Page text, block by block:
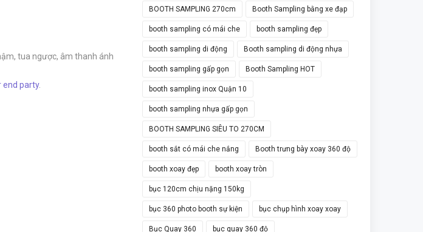
tua ngược, âm thanh ánh
end party.
BOOTH SAMPLING 270cm Booth Sampling bằng xe đạp
booth sampling có mái che booth sampling đẹp
booth sampling di động Booth sampling di động nhựa
booth sampling gấp gọn Booth Sampling HOT
booth sampling inox Quận 10
booth sampling nhựa gấp gọn
BOOTH SAMPLING SIÊU TO 270CM
booth sắt có mái che nắng Booth trưng bày xoay 360 độ
booth xoay đẹp booth xoay tròn
bục 120cm chịu nặng 150kg
bục 360 photo booth sự kiện bục chụp hình xoay xoay
Bục Quay 360 bục quay 360 độ